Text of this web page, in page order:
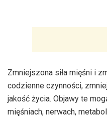
Zmniejszona siła mięśni i
codzienne czynności,
jakość życia. Objawy te
mięśniach, nerwach,